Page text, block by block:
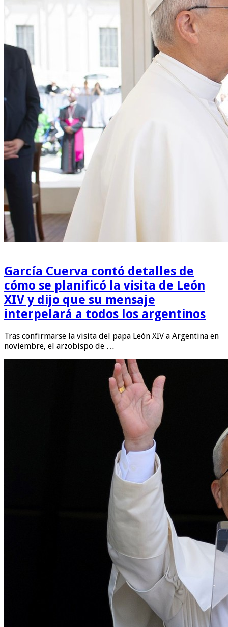
García Cuerva contó detalles de
cómo se planificó la visita de León
XIV y dijo que su mensaje
interpelará a todos los argentinos
Tras confirmarse la visita del papa León XIV a Argentina en
noviembre, el arzobispo de …